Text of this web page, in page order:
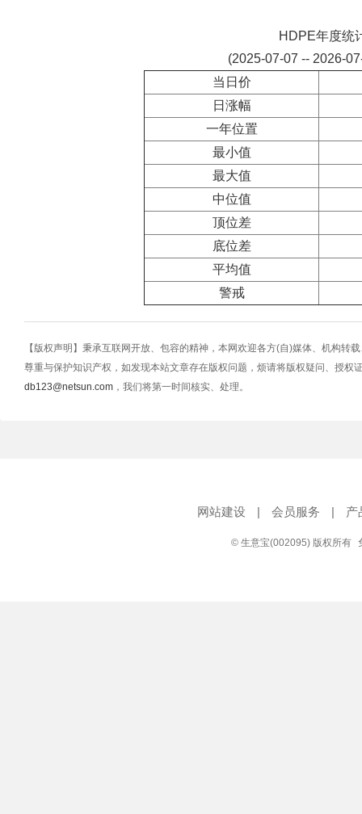
HDPE年度统
(2025-07-07 -- 2026-
当日价
日涨幅
一年位置
最小值
最大值
中位值
顶位差
底位差
平均值
警戒
【版权声明】秉承互联网开放、包容的精神，本网欢迎各方(自)媒体、机构转
尊重与保护知识产权，如发现本站文章存在版权问题，烦请将版权疑问、授权
db123@netsun.com ，我们将第一时间核实、处理。
网站建设 | 会员服务 | 产
© 生意宝(002095) 版权所有